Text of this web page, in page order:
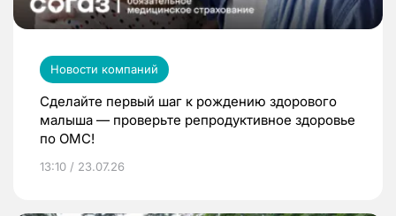
Новости компаний
Сделайте первый шаг к рождению здорового
малыша — проверьте репродуктивное здоровье
по ОМС!
13:10 / 23.07.26